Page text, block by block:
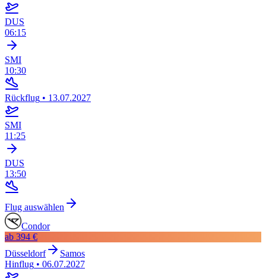
DUS
06:15
SMI
10:30
Rückflug • 13.07.2027
SMI
11:25
DUS
13:50
Flug auswählen
Condor
ab 394 €
Düsseldorf
Samos
Hinflug • 06.07.2027